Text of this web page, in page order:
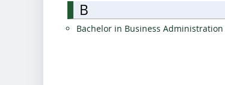
B
Bachelor in Business Administration